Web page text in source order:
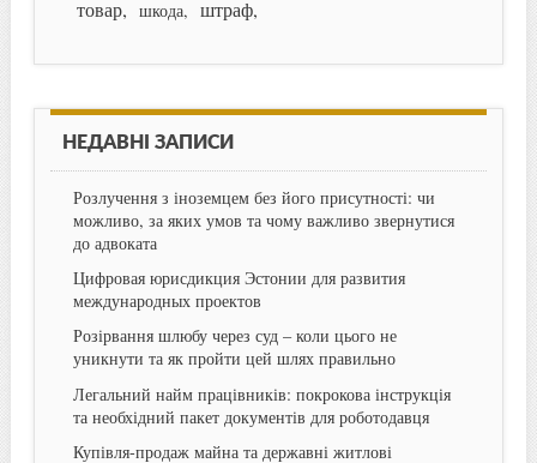
товар шкода штраф
НЕДАВНІ ЗАПИСИ
Розлучення з іноземцем без його присутності: чи
можливо, за яких умов та чому важливо звернутися
до адвоката
Цифровая юрисдикция Эстонии для развития
международных проектов
Розірвання шлюбу через суд – коли цього не
уникнути та як пройти цей шлях правильно
Легальний найм працівників: покрокова інструкція
та необхідний пакет документів для роботодавця
Купівля-продаж майна та державні житлові